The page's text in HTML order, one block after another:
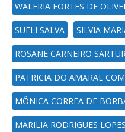
WALERIA FORTES DE
SUELI SALVA SILVIA
ROSANE CARNEIRO
PATRICIA DO AMARAL
MÔNICA CORREA DE
MARILIA RODRIGUES